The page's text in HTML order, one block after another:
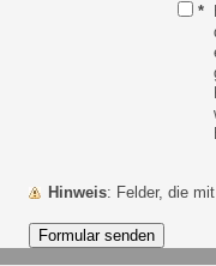
*
Hinweis : Felder, die mit